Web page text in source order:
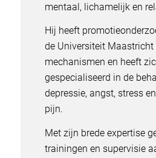
mentaal, lichamelijk en
Hij heeft
de Universiteit Maastricht
mechanismen en heeft
gespecialiseerd in de
depressie, angst, stress
pijn.
Met zijn brede expertise
trainingen en supervisie